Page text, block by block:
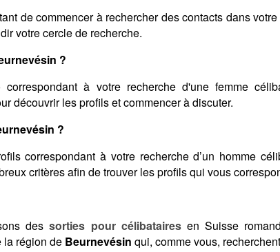
de commencer à rechercher des contacts dans
votre cercle de recherche.
?
à votre recherche d'une femme
découvrir les profils et commencer à discuter.
?
correspondant à votre recherche d’un homme
critères afin de trouver les profils qui vous
dessorties pour célibatairesen Suisse
la région de Beurnevésin qui, comme vous,